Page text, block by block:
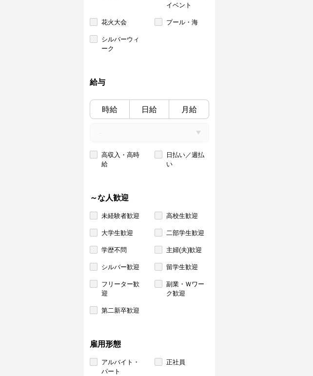
イベント
花火大会 プール・海
シルバーウィ
ーク
給与
時給 日給 月給
高収入・高時
給
日払い／週払
い
～な人歓迎
未経験者歓迎 高校生歓迎
大学生歓迎 二部学生歓迎
学歴不問 主婦(夫)歓迎
シルバー歓迎 留学生歓迎
フリーター歓
迎
副業・Ｗワー
ク歓迎
第二新卒歓迎
雇用形態
アルバイト・
パート
正社員